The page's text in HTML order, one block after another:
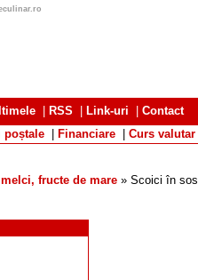
RSS Link-uri
Contact
poștale Financiare Curs valutar
fructe de mare » Scoici în sos